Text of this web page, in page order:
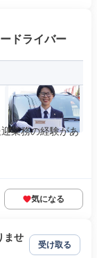
ドライバー
業務の経験があ
気になる
ませ
受け取る